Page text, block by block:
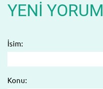
YENI YORUM
İsim:
Konu: